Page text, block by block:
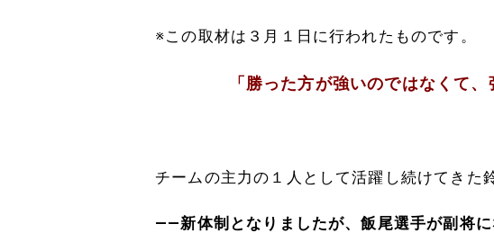
※この取材は３月１日に行われたものです。
「勝った方が強いのではなくて
チームの主力の１人として活躍し続けてきた
――新体制となりましたが、飯尾選手が副将